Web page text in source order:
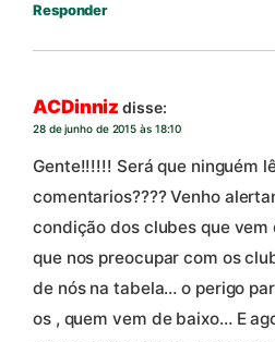
Responder
ACDinniz disse:
28 de junho de 2015 às 18:10
Gente!!!!!! Será que ninguém
comentarios???? Venho
condição dos clubes que
que nos preocupar com os
de nós na tabela… o perigo
os , quem vem de baixo… E